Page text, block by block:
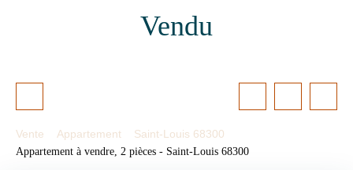
Vendu
Vente Appartement
Saint-Louis 68300
Appartement à vendre, 2 pièces - Saint-Louis 68300